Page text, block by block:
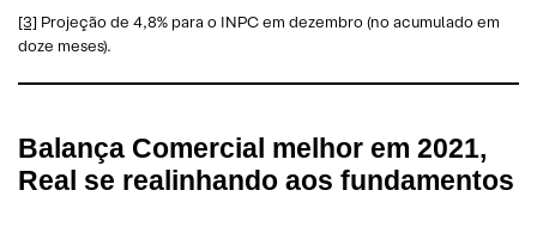
[3] Projeção de 4,8% para o INPC em dezembro (no acumulado em
doze meses).
Balança Comercial melhor em 2021,
Real se realinhando aos fundamentos